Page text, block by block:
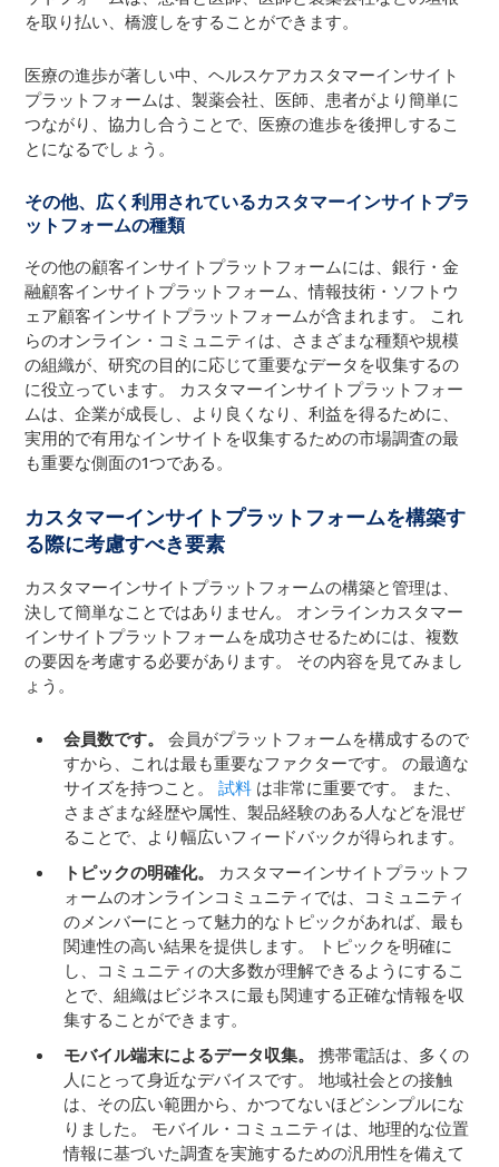
を取り払い、橋渡しをすることができます。
医療の進歩が著しい中、ヘルスケアカスタマーインサイト
プラットフォームは、製薬会社、医師、患者がより簡単に
つながり、協力し合うことで、医療の進歩を後押しするこ
とになるでしょう。
その他、広く利用されているカスタマーインサイトプラ
ットフォームの種類
その他の顧客インサイトプラットフォームには、銀行・金
融顧客インサイトプラットフォーム、情報技術・ソフトウ
ェア顧客インサイトプラットフォームが含まれます。 これ
らのオンライン・コミュニティは、さまざまな種類や規模
の組織が、研究の目的に応じて重要なデータを収集するの
に役立っています。 カスタマーインサイトプラットフォー
ムは、企業が成長し、より良くなり、利益を得るために、
実用的で有用なインサイトを収集するための市場調査の最
も重要な側面の1つである。
カスタマーインサイトプラットフォームを構築す
る際に考慮すべき要素
カスタマーインサイトプラットフォームの構築と管理は、
決して簡単なことではありません。 オンラインカスタマー
インサイトプラットフォームを成功させるためには、複数
の要因を考慮する必要があります。 その内容を見てみまし
ょう。
会員数です。会員がプラットフォームを構成するので
すから、これは最も重要なファクターです。 の最適な
サイズを持つこと。試料 は非常に重要です。 また、
さまざまな経歴や属性、製品経験のある人などを混ぜ
ることで、より幅広いフィードバックが得られます。
トピックの明確化。
カスタマーインサイトプラットフ
ォームのオンラインコミュニティでは、コミュニティ
のメンバーにとって魅力的なトピックがあれば、最も
関連性の高い結果を提供します。 トピックを明確に
し、コミュニティの大多数が理解できるようにするこ
とで、組織はビジネスに最も関連する正確な情報を収
集することができます。
モバイル端末によるデータ収集。携帯電話は、多くの
人にとって身近なデバイスです。 地域社会との接触
は、その広い範囲から、かつてないほどシンプルにな
りました。 モバイル・コミュニティは、地理的な位置
情報に基づいた調査を実施するための汎用性を備えて